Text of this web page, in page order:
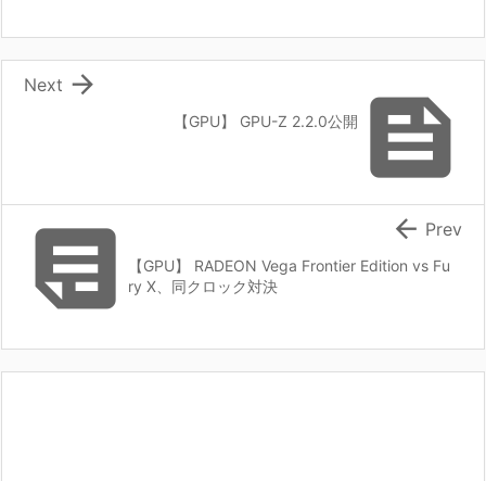

【GPU】 GPU-Z 2.2.0公開

Next
 【GPU】 RADEON Vega Frontier Edition vs Fu
ry X、同クロック対決
 Prev